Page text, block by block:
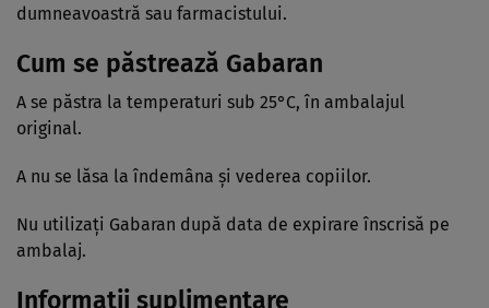
dumneavoastră sau farmacistului.
Cum se păstrează Gabaran
A se păstra la temperaturi sub 25°C, în ambalajul
original.
A nu se lăsa la îndemâna şi vederea copiilor.
Nu utilizaţi Gabaran după data de expirare înscrisă pe
ambalaj.
Informaţii suplimentare